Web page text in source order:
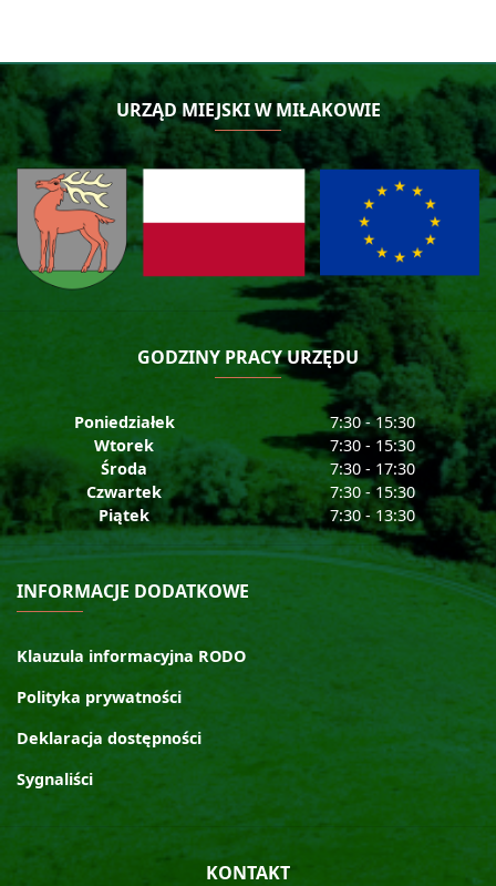
URZĄD MIEJSKI W MIŁAKOWIE
GODZINY PRACY URZĘDU
Poniedziałek
7:30 - 15:30
Wtorek
7:30 - 15:30
Środa
7:30 - 17:30
Czwartek
7:30 - 15:30
Piątek
7:30 - 13:30
INFORMACJE DODATKOWE
Klauzula informacyjna RODO
Polityka prywatności
Deklaracja dostępności
Sygnaliści
KONTAKT